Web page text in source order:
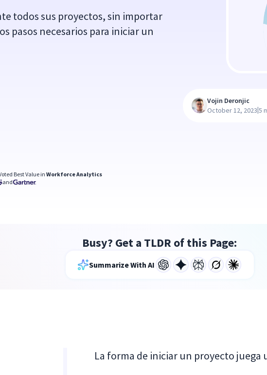
todos sus proyectos, sin importar
pasos necesarios para iniciar un
Best Value inWorkforce Analytics
and
Vojin Deronjic
October 12, 2023|5
Busy? Get a TLDR of this Page:
Summarize With AI
La forma de iniciar un proyecto